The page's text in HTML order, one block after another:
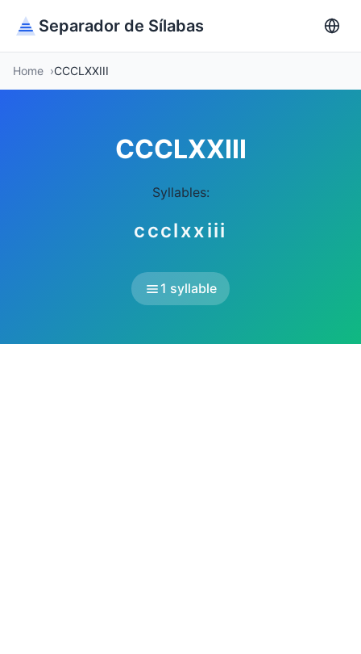
Separador de Sílabas
Home CCCLXXIII
CCCLXXIII
Syllables:
ccclxxiii
1 syllable